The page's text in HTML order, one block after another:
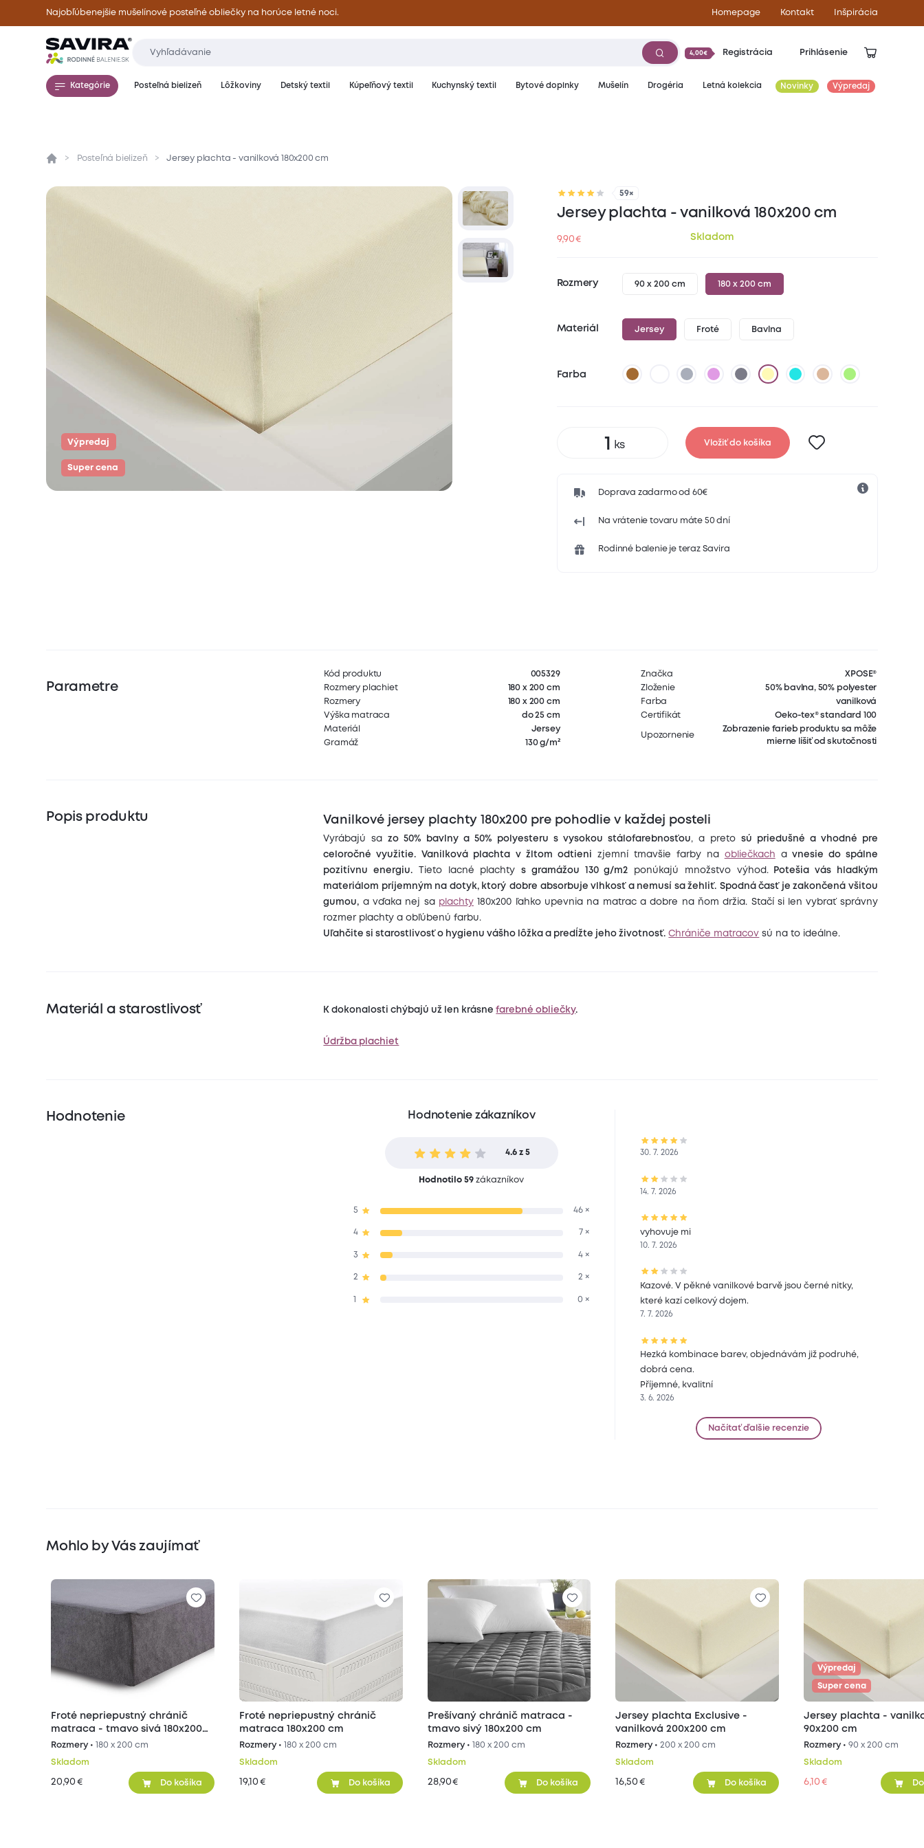
Najobľúbenejšie mušelínové posteľné obliečky na horúce letné noci. Homepage Kontakt Inšpirácia
4,00€ Registrácia Prihlásenie
Kategórie Posteľná bielizeň Lôžkoviny Detský textil Kúpeľňový textil Kuchynský textil Bytové doplnky Mušelín Drogéria Letná kolekcia Novinky Výpredaj
Prehľad Parametre Popis produktu Materiál a starostlivosť
Posteľná bielizeň Jersey plachta - vanilková 180x200 cm
59×
Jersey plachta - vanilková 180x200 cm
9,90 € Skladom
Rozmery 90 x 200 cm 180 x 200 cm
Materiál Jersey Froté Bavlna
Farba
Vložiť do košíka
Doprava zadarmo od 60€
Na vrátenie tovaru máte 50 dní
Rodinné balenie je teraz Savira
Výpredaj
Super cena
Parametre
Kód produktu
005329
Rozmery plachiet
180 x 200 cm
Rozmery
180 x 200 cm
Výška matraca
do 25 cm
Materiál
Jersey
Gramáž
130 g/m²
Značka
XPOSE®
Zloženie
50% bavlna, 50% polyester
Farba
vanilková
Certifikát
Oeko-tex® standard 100
Upozornenie
Zobrazenie farieb produktu sa môže
mierne líšiť od skutočnosti
Popis produktu Vanilkové jersey plachty 180x200 pre pohodlie v každej posteli
Vyrábajú sazo 50% bavlny a 50% polyesteru s vysokou stálofarebnosťou, a preto sú priedušné a vhodné pre
celoročné využitie.
Vanilková plachta v žltom odtieni zjemní tmavšie farby na obliečkach a vnesie do spálne
pozitívnu energiu. Tieto lacné plachtys gramážou 130 g/m2 ponúkajú množstvo výhod. Potešia vás hladkým
materiálom príjemným na dotyk, ktorý dobre absorbuje vlhkosť a nemusí sa žehliť. Spodná časť je zakončená všitou
gumou, a vďaka nej sa plachty 180x200 ľahko upevnia na matrac a dobre na ňom držia. Stačí si len vybrať správny
rozmer plachty a obľúbenú farbu.
Uľahčite si starostlivosť o hygienu vášho lôžka a predĺžte jeho životnosť. Chrániče matracov sú na to ideálne.
Materiál a starostlivosť K dokonalosti chýbajú už len krásnefarebné obliečky.
Údržba plachiet
Hodnotenie Hodnotenie zákazníkov
4.6 z 5
Hodnotilo 59 zákazníkov
5 46 ×
4 7 ×
3 4 ×
2 2 ×
0 ×
30. 7. 2026
14. 7. 2026
vyhovuje mi
10. 7. 2026
Kazové. V pěkné vanilkové barvě jsou černé nitky,
které kazí celkový dojem.
7. 7. 2026
Hezká kombinace barev, objednávám již podruhé,
dobrá cena.
Příjemné, kvalitní
3. 6. 2026
Načítať ďalšie recenzie
Mohlo by Vás zaujímať
Froté nepriepustný chránič
matraca - tmavo sivá 180x200
cm
Rozmery • 180 x 200 cm
Skladom
20,90 € Do košíka
Froté nepriepustný chránič
matraca 180x200 cm
Rozmery • 180 x 200 cm
Skladom
19,10 € Do košíka
Prešívaný chránič matraca -
tmavo sivý 180x200 cm
Rozmery • 180 x 200 cm
Skladom
28,90 € Do košíka
Jersey plachta Exclusive -
vanilková 200x200 cm
Rozmery •200 x 200 cm
Skladom
16,50 € Do košíka
Výpredaj
Super cena
Jersey plachta -
90x200 cm
Rozmery • 90 x 200 cm
Skladom
6,10 €